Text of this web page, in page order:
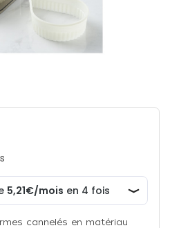
cannelés en matériau